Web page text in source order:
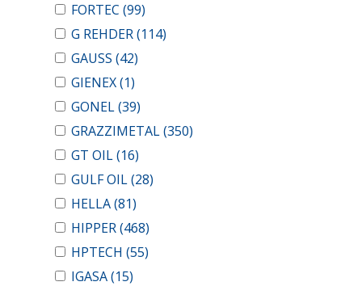
FORTEC (99)
G REHDER(114)
GAUSS (42)
GIENEX(1)
GONEL(39)
GRAZZIMETAL(350)
GT OIL(16)
GULF OIL(28)
HELLA(81)
HIPPER(468)
HPTECH (55)
IGASA(15)